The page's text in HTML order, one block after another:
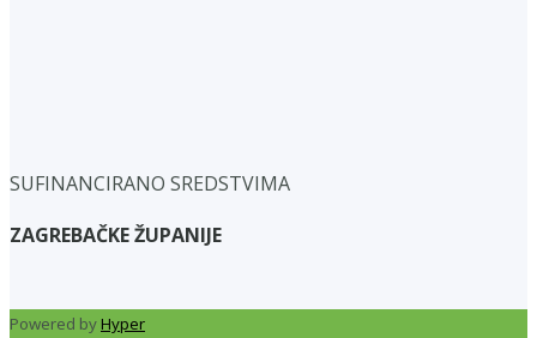
SUFINANCIRANO SREDSTVIMA
ZAGREBAČKE ŽUPANIJE
Powered byHyper